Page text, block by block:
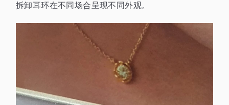
拆卸耳环在不同场合呈现不同外观。